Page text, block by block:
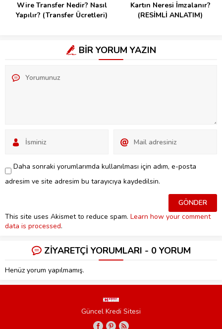
Wire Transfer Nedir? Nasıl
Yapılır? (Transfer Ücretleri)
Kartın Neresi İmzalanır?
(RESİMLİ ANLATIM)
BİR YORUM YAZIN
Daha sonraki yorumlarımda kullanılması için adım, e-posta
adresim ve site adresim bu tarayıcıya kaydedilsin.
This site uses Akismet to reduce spam. Learn how your comment
data is processed.
ZİYARETÇİ YORUMLARI - 0 YORUM
Henüz yorum yapılmamış.
Güncel Kredi Sitesi